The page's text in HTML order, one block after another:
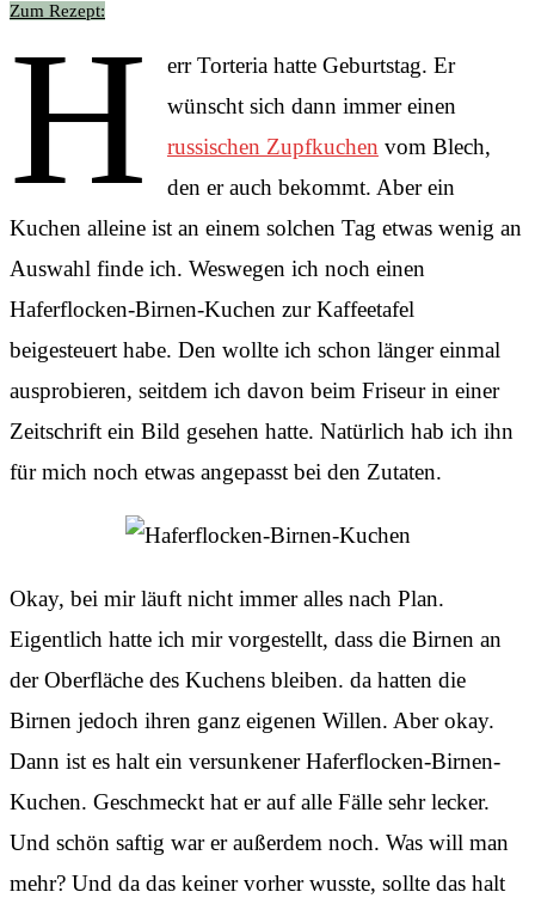
Zum Rezept:
H
err Torteria hatte Geburtstag. Er
wünscht sich dann immer einen
russischen Zupfkuchen vom Blech,
den er auch bekommt. Aber ein
Kuchen alleine ist an einem solchen Tag etwas wenig an
Auswahl finde ich. Weswegen ich noch einen
Haferflocken-Birnen-Kuchen zur Kaffeetafel
beigesteuert habe. Den wollte ich schon länger einmal
ausprobieren, seitdem ich davon beim Friseur in einer
Zeitschrift ein Bild gesehen hatte. Natürlich hab ich ihn
für mich noch etwas angepasst bei den Zutaten.
Okay, bei mir läuft nicht immer alles nach Plan.
Eigentlich hatte ich mir vorgestellt, dass die Birnen an
der Oberfläche des Kuchens bleiben. da hatten die
Birnen jedoch ihren ganz eigenen Willen. Aber okay.
Dann ist es halt ein versunkener Haferflocken-Birnen-
Kuchen. Geschmeckt hat er auf alle Fälle sehr lecker.
Und schön saftig war er außerdem noch. Was will man
mehr? Und da das keiner vorher wusste, sollte das halt